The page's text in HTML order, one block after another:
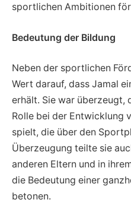
sportlichen Ambitionen
Bedeutung der Bildung
Neben der sportlichen
Wert darauf, dass Jamal
erhält. Sie war überzeugt,
Rolle bei der Entwicklung
spielt, die über den
Überzeugung teilte sie
anderen Eltern und in
die Bedeutung einer
betonen.